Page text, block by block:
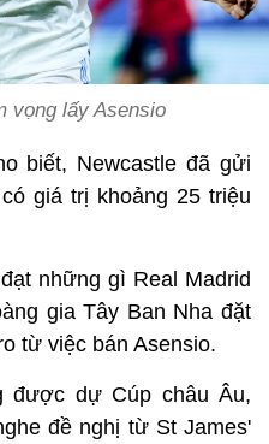
vọng lấy Asensio
biết, Newcastle đã gửi
giá trị khoảng 25 triệu
những gì Real Madrid
gia Tây Ban Nha đặt
từ việc bán Asensio.
được dự Cúp châu Âu,
đề nghị từ St James'